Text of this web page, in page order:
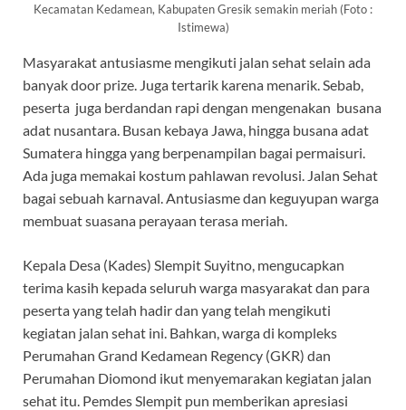
Kecamatan Kedamean, Kabupaten Gresik semakin meriah (Foto :
Istimewa)
Masyarakat antusiasme mengikuti jalan sehat selain ada
banyak door prize. Juga tertarik karena menarik. Sebab,
peserta juga berdandan rapi dengan mengenakan busana
adat nusantara. Busan kebaya Jawa, hingga busana adat
Sumatera hingga yang berpenampilan bagai permaisuri.
Ada juga memakai kostum pahlawan revolusi. Jalan Sehat
bagai sebuah karnaval. Antusiasme dan keguyupan warga
membuat suasana perayaan terasa meriah.
Kepala Desa (Kades) Slempit Suyitno, mengucapkan
terima kasih kepada seluruh warga masyarakat dan para
peserta yang telah hadir dan yang telah mengikuti
kegiatan jalan sehat ini. Bahkan, warga di kompleks
Perumahan Grand Kedamean Regency (GKR) dan
Perumahan Diomond ikut menyemarakan kegiatan jalan
sehat itu. Pemdes Slempit pun memberikan apresiasi